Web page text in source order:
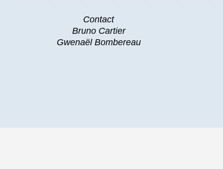
Contact
Bruno Cartier
Gwenaël Bombereau